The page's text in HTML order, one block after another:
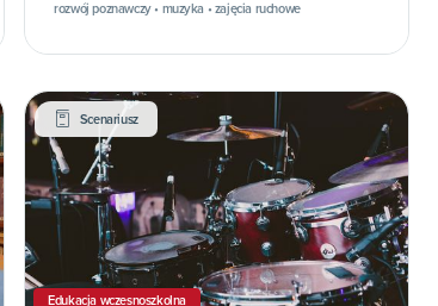
rozwój poznawczy • muzyka • zajęcia ruchowe
Scenariusz
Edukacja wczesnoszkolna